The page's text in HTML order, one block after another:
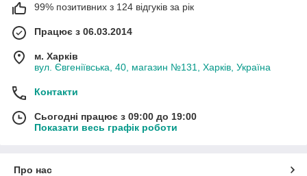
99% позитивних з 124 відгуків за рік
Працює з 06.03.2014
м. Харків
вул. Євгеніївська, 40, магазин №131, Харків, Україна
Контакти
Сьогодні працює з 09:00 до 19:00
Показати весь графік роботи
Про нас